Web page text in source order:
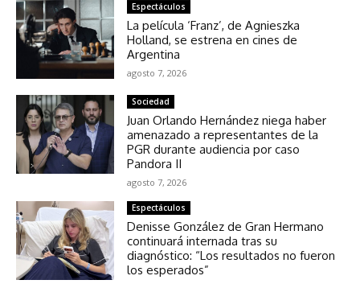
Espectáculos
La película ‘Franz’, de Agnieszka
Holland, se estrena en cines de
Argentina
agosto 7, 2026
Sociedad
Juan Orlando Hernández niega haber
amenazado a representantes de la
PGR durante audiencia por caso
Pandora II
agosto 7, 2026
Espectáculos
Denisse González de Gran Hermano
continuará internada tras su
diagnóstico: “Los resultados no fueron
los esperados”